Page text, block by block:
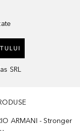
SRL
ARMANI - Stronger